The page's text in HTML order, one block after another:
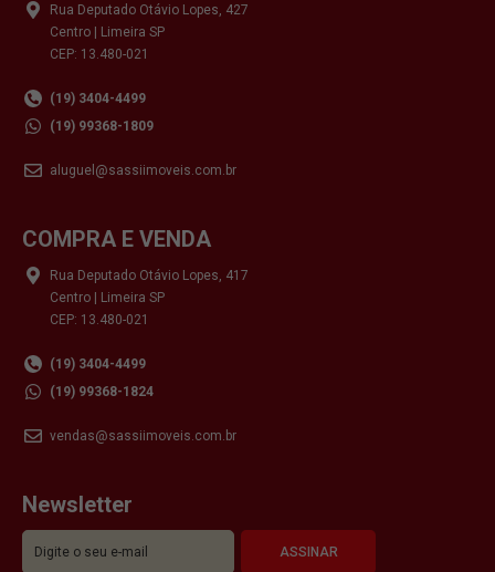
Rua Deputado Otávio Lopes, 427
Centro | Limeira SP
CEP: 13.480-021
(19) 3404-4499
(19) 99368-1809
aluguel@sassiimoveis.com.br
COMPRA E VENDA
Rua Deputado Otávio Lopes, 417
Centro | Limeira SP
CEP: 13.480-021
(19) 3404-4499
(19) 99368-1824
vendas@sassiimoveis.com.br
Newsletter